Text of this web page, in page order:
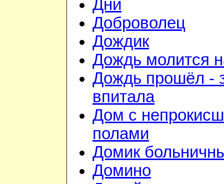
Дни
Доброволец
Дождик
Дождь молится
Дождь прошёл -
впитала
Дом с
полами
Домик
Домино